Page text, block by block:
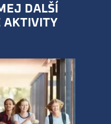
DALŠÍ
AKTIVITY